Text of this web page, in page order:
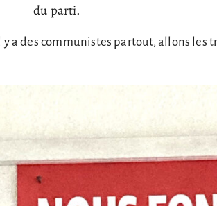
du parti.
Il y a des communistes partout, allons les